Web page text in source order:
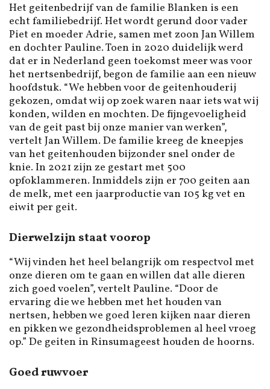
Het geitenbedrijf van de familie Blanken is een
echt familiebedrijf. Het wordt gerund door vader
Piet en moeder Adrie, samen met zoon Jan Willem
en dochter Pauline. Toen in 2020 duidelijk werd
dat er in Nederland geen toekomst meer was voor
het nertsenbedrijf, begon de familie aan een nieuw
hoofdstuk. “We hebben voor de geitenhouderij
gekozen, omdat wij op zoek waren naar iets wat wij
konden, wilden en mochten. De fijngevoeligheid
van de geit past bij onze manier van werken”,
vertelt Jan Willem. De familie kreeg de kneepjes
van het geitenhouden bijzonder snel onder de
knie. In 2021 zijn ze gestart met 500
opfoklammeren. Inmiddels zijn er 700 geiten aan
de melk, met een jaarproductie van 105 kg vet en
eiwit per geit.
Dierwelzijn staat voorop
“Wij vinden het heel belangrijk om respectvol met
onze dieren om te gaan en willen dat alle dieren
zich goed voelen”, vertelt Pauline. “Door de
ervaring die we hebben met het houden van
nertsen, hebben we goed leren kijken naar dieren
en pikken we gezondheidsproblemen al heel vroeg
op.” De geiten in Rinsumageest houden de hoorns.
Goed ruwvoer